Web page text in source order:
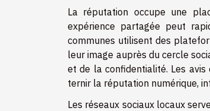
La réputation occupe une
expérience partagée peut
communes utilisent des
leur image auprès du cercle
et de la confidentialité. Les
ternir la réputation numérique,
Les réseaux sociaux locaux